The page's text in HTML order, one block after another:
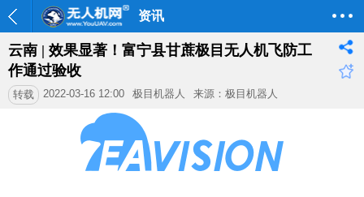
资讯
云南 | 效果显著！富宁县甘蔗极目无人机飞防工
作通过验收
转载 2022-03-16 12:00 极目机器人 来源：极目机器人